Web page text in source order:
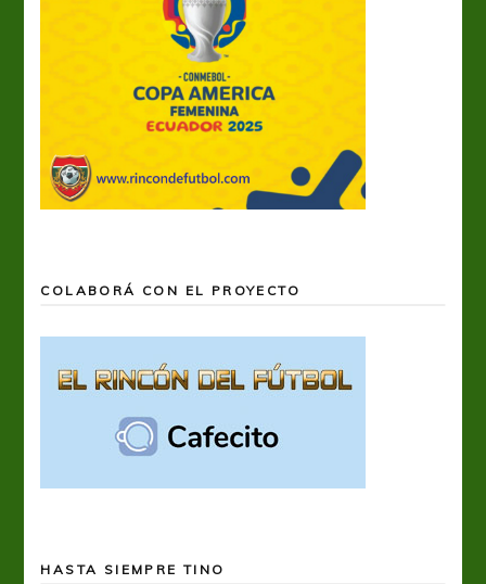
COLABORÁ CON EL PROYECTO
HASTA SIEMPRE TINO